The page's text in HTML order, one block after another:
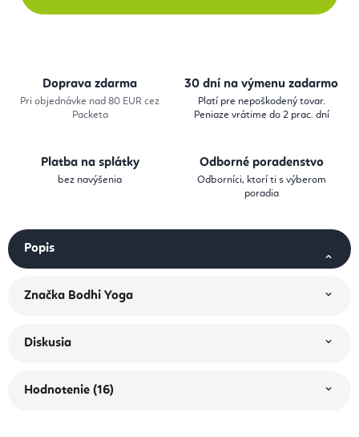
Doprava zdarma
Pri objednávke nad 80 EUR cez
Packeta
30 dní na výmenu zadarmo
Platí pre nepoškodený tovar.
Peniaze vrátime do 2 prac. dní
Platba na splátky
bez navýšenia
Odborné poradenstvo
Odborníci, ktorí ti s výberom
poradia
Popis
Značka Bodhi Yoga
Diskusia
Hodnotenie (16)